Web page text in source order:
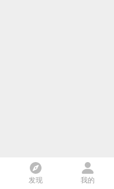
发现 我的